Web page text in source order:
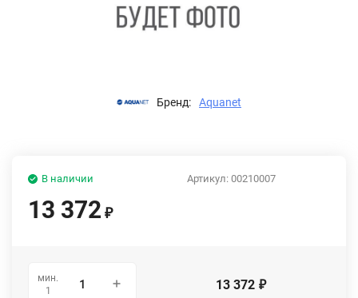
Бренд: Aquanet
Артикул: 00210007
В наличии
13 372 ₽
мин.
1
13 372 ₽